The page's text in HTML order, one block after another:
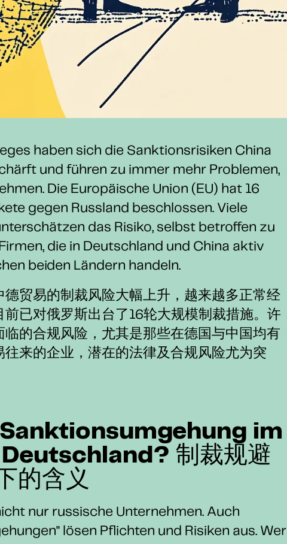
haben sich die Sanktionsrisiken China
und führen zu immer mehr Problemen,
Die Europäische Union (EU) hat 16
gegen Russland beschlossen. Viele
das Risiko, selbst betroffen zu
die in Deutschland und China aktiv
beiden Ländern handeln.
德贸易的制裁风险大幅上升，越来越多正常经
已对俄罗斯出台了16轮大规模制裁措施。许
的合规风险，尤其是那些在德国与中国均有
来的企业，潜在的法律及合规风险尤为突
im
制裁规避
的含义
nur russische Unternehmen. Auch
lösen Pflichten und Risiken aus. Wer